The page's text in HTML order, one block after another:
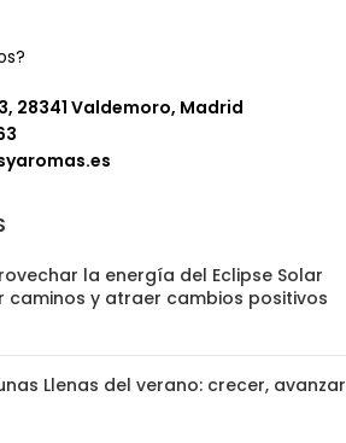
28341 Valdemoro, Madrid
la energía del Eclipse Solar
caminos y atraer cambios positivos
Llenas del verano: crecer, avanzar